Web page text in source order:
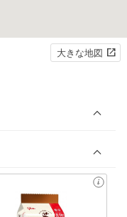
大きな地図